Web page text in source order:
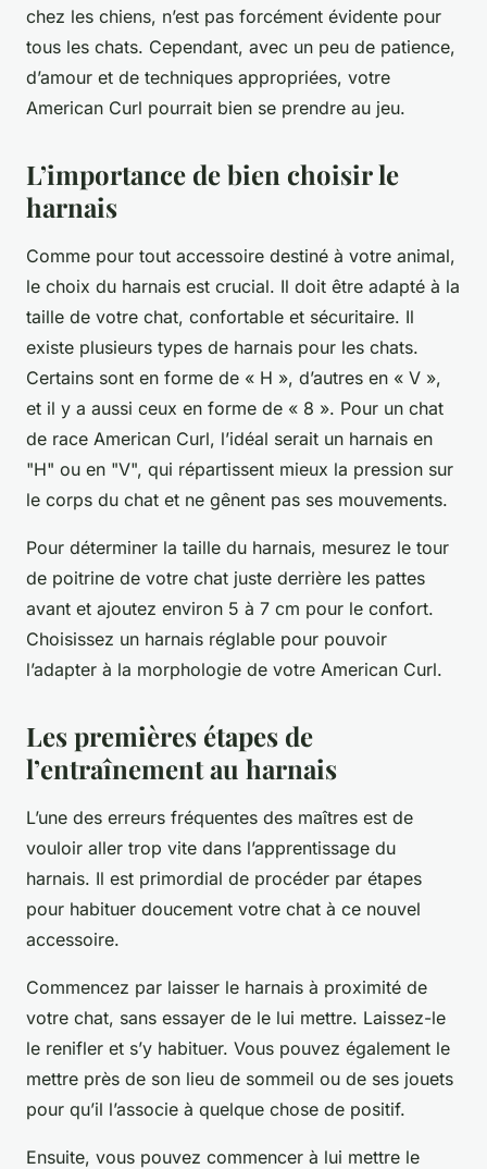
chez les chiens, n’est pas forcément évidente pour
tous les chats. Cependant, avec un peu de patience,
d’amour et de techniques appropriées, votre
American Curl pourrait bien se prendre au jeu.
L’importance de bien choisir le
harnais
Comme pour tout accessoire destiné à votre animal,
le choix du harnais est crucial. Il doit être adapté à la
taille de votre chat, confortable et sécuritaire. Il
existe plusieurs types de harnais pour les chats.
Certains sont en forme de « H », d’autres en « V »,
et il y a aussi ceux en forme de « 8 ». Pour un chat
de race American Curl, l’idéal serait un harnais en
"H" ou en "V", qui répartissent mieux la pression sur
le corps du chat et ne gênent pas ses mouvements.
Pour déterminer la taille du harnais, mesurez le tour
de poitrine de votre chat juste derrière les pattes
avant et ajoutez environ 5 à 7 cm pour le confort.
Choisissez un harnais réglable pour pouvoir
l’adapter à la morphologie de votre American Curl.
Les premières étapes de
l’entraînement au harnais
L’une des erreurs fréquentes des maîtres est de
vouloir aller trop vite dans l’apprentissage du
harnais. Il est primordial de procéder par étapes
pour habituer doucement votre chat à ce nouvel
accessoire.
Commencez par laisser le harnais à proximité de
votre chat, sans essayer de le lui mettre. Laissez-le
le renifler et s’y habituer. Vous pouvez également le
mettre près de son lieu de sommeil ou de ses jouets
pour qu’il l’associe à quelque chose de positif.
Ensuite, vous pouvez commencer à lui mettre le